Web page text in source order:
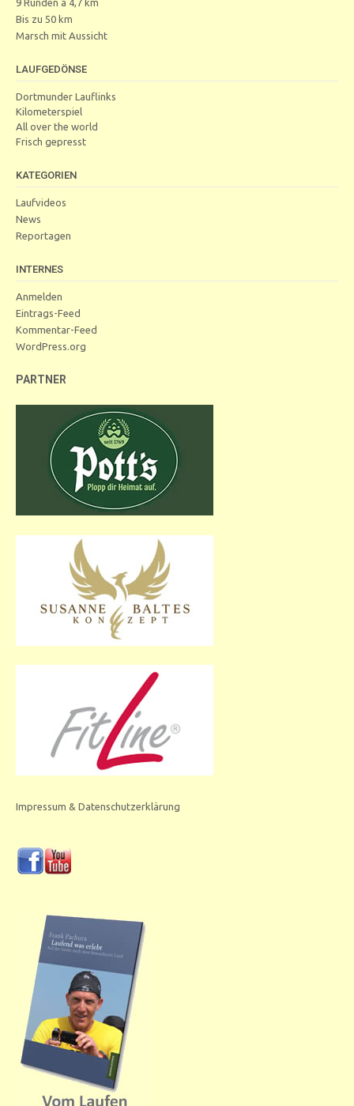
9 Runden a 4,7 km
Bis zu 50 km
Marsch mit Aussicht
LAUFGEDÖNSE
Dortmunder Lauflinks
Kilometerspiel
All over the world
Frisch gepresst
KATEGORIEN
Laufvideos
News
Reportagen
INTERNES
Anmelden
Eintrags-Feed
Kommentar-Feed
WordPress.org
PARTNER
Impressum & Datenschutzerklärung